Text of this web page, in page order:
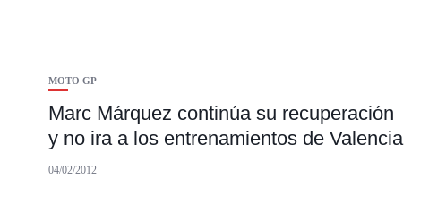
MOTO GP
Marc Márquez continúa su recuperación
y no ira a los entrenamientos de Valencia
04/02/2012